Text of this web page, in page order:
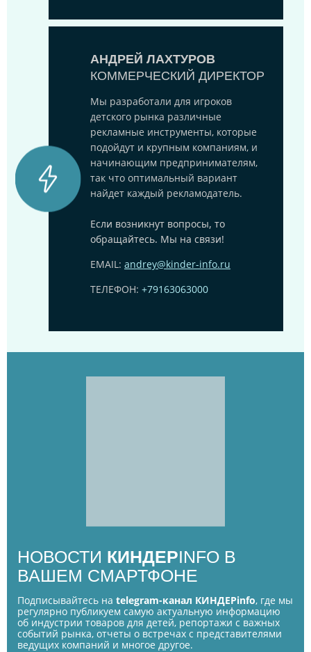
АНДРЕЙ ЛАХТУРОВ
КОММЕРЧЕСКИЙ ДИРЕКТОР
Мы разработали для игроков
детского рынка различные
рекламные инструменты, которые
подойдут и крупным компаниям, и
начинающим предпринимателям,
так что оптимальный вариант
найдет каждый рекламодатель.
Если возникнут вопросы, то
обращайтесь. Мы на связи!
EMAIL: andrey@kinder-info.ru
ТЕЛЕФОН: +79163063000
НОВОСТИ КИНДЕРINFO В
ВАШЕМ СМАРТФОНЕ
Подписывайтесь на telegram-канал КИНДЕРinfo, где мы
регулярно публикуем самую актуальную информацию
об индустрии товаров для детей, репортажи с важных
событий рынка, отчеты о встречах с представителями
ведущих компаний и многое другое.